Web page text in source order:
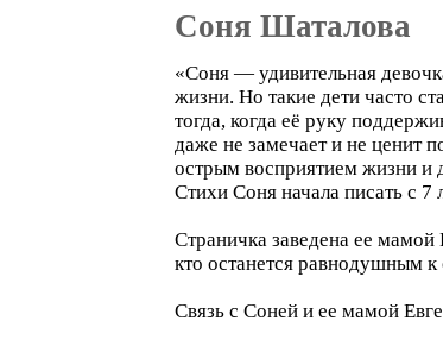
Соня Шаталова
«Соня — удивительная
жизни. Но такие дети часто
тогда, когда её руку
даже не замечает и не ценит
острым восприятием жизни и
Стихи Соня начала писать с 7
Страничка заведена ее
кто останется равнодушным к
Связь с Соней и ее мамой